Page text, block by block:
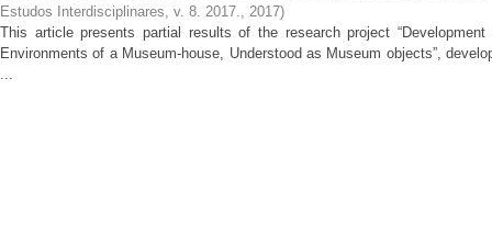
Estudos Interdisciplinares, v. 8. 2017., 2017)
This article presents partial results of the research project
Environments of a Museum-house, Understood as Museum objects”,
...